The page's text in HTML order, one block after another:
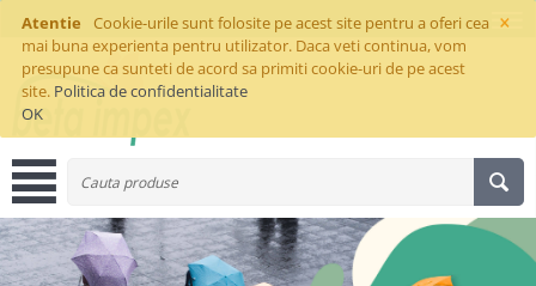
×
Atentie
Cookie-urile sunt folosite pe acest site pentru a oferi cea
mai buna experienta pentru utilizator. Daca veti continua, vom
presupune ca sunteti de acord sa primiti cookie-uri de pe acest
site. Politica de confidentialitate
OK